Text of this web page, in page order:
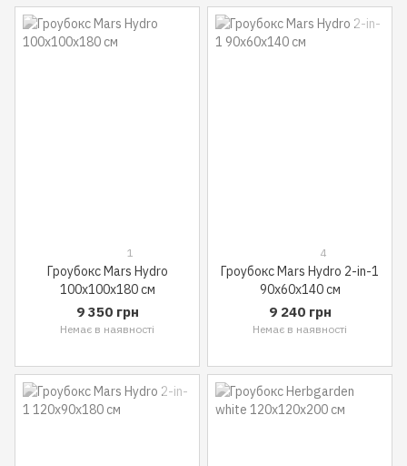
1
Гроубокс Mars Hydro
100x100x180 см
9 350 грн
Немає в наявності
4
Гроубокс Mars Hydro 2-in-1
90x60x140 см
9 240 грн
Немає в наявності